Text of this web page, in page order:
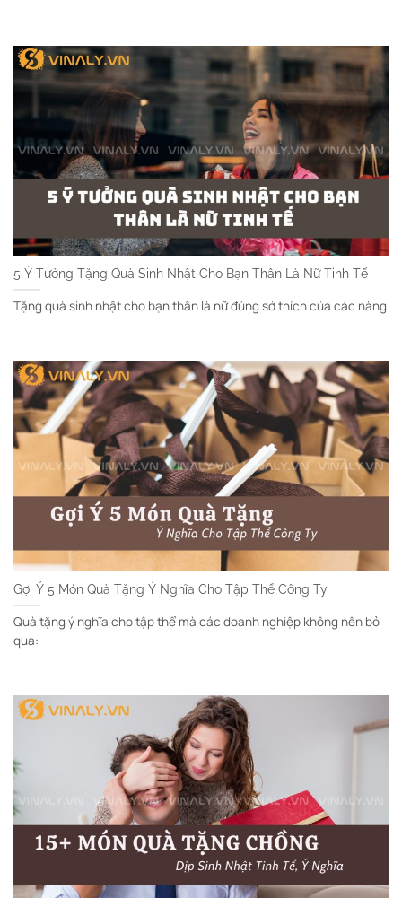
5 Ý Tưởng Tặng Quà Sinh Nhật Cho Bạn Thân Là Nữ Tinh Tế
Tặng quà sinh nhật cho bạn thân là nữ đúng sở thích của các nàng
Gợi Ý 5 Món Quà Tặng Ý Nghĩa Cho Tập Thể Công Ty
Quà tặng ý nghĩa cho tập thể mà các doanh nghiệp không nên bỏ
qua: